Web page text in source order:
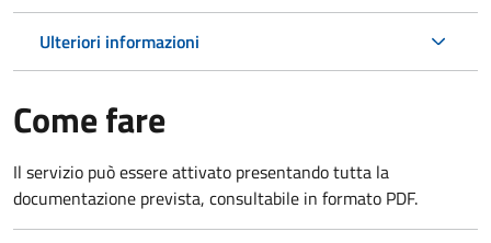
Ulteriori informazioni
Come fare
Il servizio può essere attivato presentando tutta la
documentazione prevista, consultabile in formato PDF.